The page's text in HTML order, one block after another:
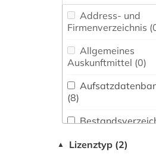
Biologie,
Biotechnologie (0)
Buch- und
Bibliothekswesen,
(1)
Pharmazie (0)
Elektrotechnik,
amtliche
(1)
anglonormannisch
balkanromanistik
baskenland (1)
bedrohte sprache
Address- und
Firmenverzeichnis
Allgemeines
Auskunftmittel (0)
(8)
▲ Lizenztyp (2)